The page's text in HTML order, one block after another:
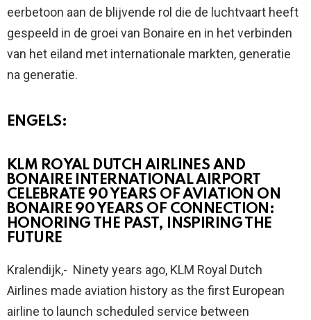
eerbetoon aan de blijvende rol die de luchtvaart heeft
gespeeld in de groei van Bonaire en in het verbinden
van het eiland met internationale markten, generatie
na generatie.
ENGELS:
KLM ROYAL DUTCH AIRLINES AND
BONAIRE INTERNATIONAL AIRPORT
CELEBRATE 90 YEARS OF AVIATION ON
BONAIRE 90 YEARS OF CONNECTION:
HONORING THE PAST, INSPIRING THE
FUTURE
Kralendijk,- Ninety years ago, KLM Royal Dutch
Airlines made aviation history as the first European
airline to launch scheduled service between